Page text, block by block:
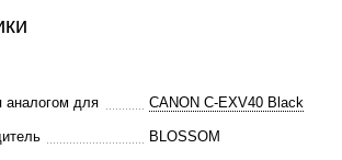
аналогом для CANON C-EXV40 Black
BLOSSOM